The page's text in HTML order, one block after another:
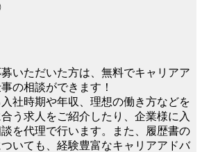
いただいた方は、無料でキャリアア
の相談ができます！
社時期や年収、理想の働き方などを
う求人をご紹介したり、企業様に入
を代理で行います。また、履歴書の
いても、経験豊富なキャリアアドバ